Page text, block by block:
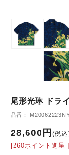
尾形光琳 ドラ
品番：
28,600円(税込
[260ポイント進呈 ]